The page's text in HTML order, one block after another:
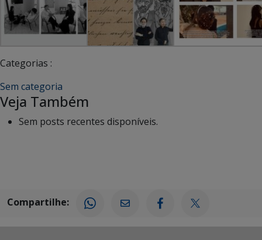
Categorias :
Sem categoria
Veja Também
Sem posts recentes disponíveis.
Compartilhe: